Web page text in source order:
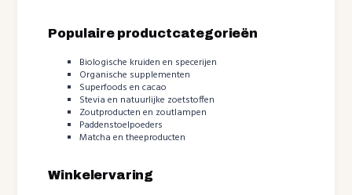
Populaire productcategorieën
Biologische kruiden en specerijen
Organische supplementen
Superfoods en cacao
Stevia en natuurlijke zoetstoffen
Zoutproducten en zoutlampen
Paddenstoelpoeders
Matcha en theeproducten
Winkelervaring